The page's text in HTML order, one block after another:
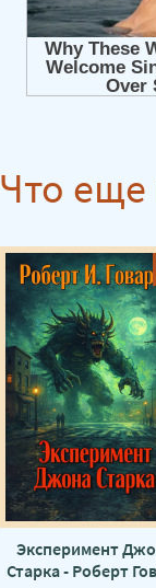
Что еще
Эксперимент
Старка - Роберт